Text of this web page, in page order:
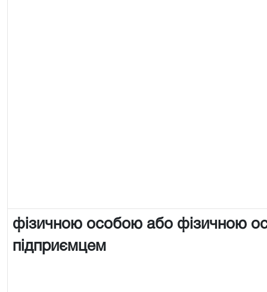
фізичною особою або фізичною
підприємцем